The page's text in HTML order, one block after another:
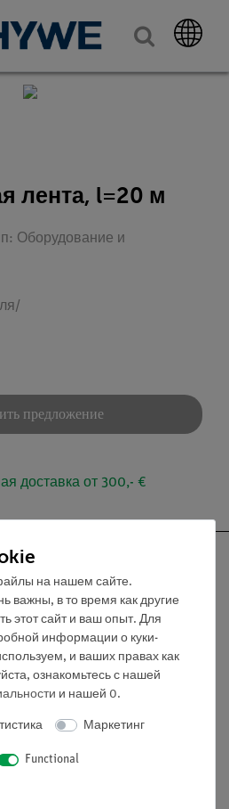
лента, l=20 м
Оборудование и
предложение
доставка от 300,- €
Nach oben
на нашем сайте.
важны, в то время как другие
этот сайт и ваш опыт. Для
информации о куки-
и ваших правах как
ознакомьтесь с нашей
и нашей 0.
Маркетинг
Functional